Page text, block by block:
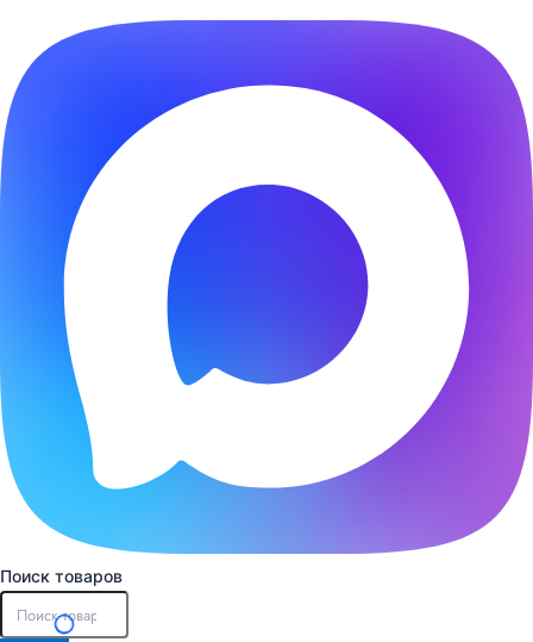
Поиск товаров